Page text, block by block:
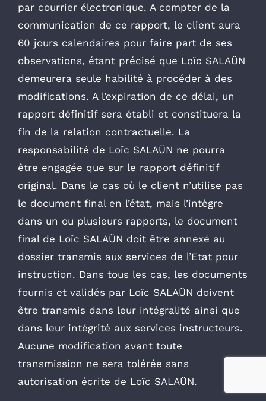
par courrier électronique. A compter de la
communication de ce rapport, le client aura
60 jours calendaires pour faire part de ses
observations, étant précisé que Loïc SALAÜN
demeurera seule habilité à procéder à des
modifications. A l’expiration de ce délai, un
rapport définitif sera établi et constituera la
fin de la relation contractuelle. La
responsabilité de Loïc SALAÜN ne pourra
être engagée que sur le rapport définitif
original. Dans le cas où le client n’utilise pas
le document final en l’état, mais l’intègre
dans un ou plusieurs rapports, le document
final de Loïc SALAÜN doit être annexé au
dossier transmis aux services de l’Etat pour
instruction. Dans tous les cas, les documents
fournis et validés par Loïc SALAÜN doivent
être transmis dans leur intégralité ainsi que
dans leur intégrité aux services instructeurs.
Aucune modification avant toute
transmission ne sera tolérée sans
autorisation écrite de Loïc SALAÜN.